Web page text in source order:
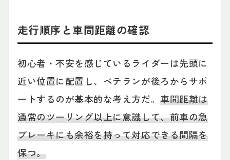
走行順序と車間距離の確認
初心者・不安を感じているライダーは先頭に
近い位置に配置し、ベテランが後ろからサポ
ートするのが基本的な考え方だ。車間距離は
通常のツーリング以上に意識して、前車の急
ブレーキにも余裕を持って対応できる間隔を
保つ。